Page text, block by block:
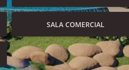
SALA COMERCIAL